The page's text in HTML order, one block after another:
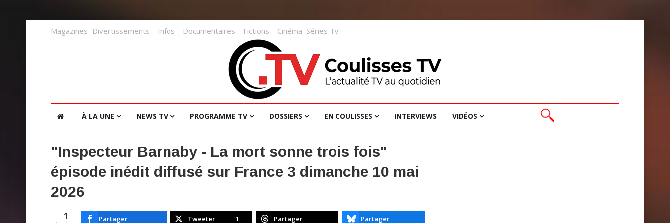
Magazines Divertissements Infos Documentaires Fictions Cinéma Séries TV
À LA UNE NEWS TV PROGRAMME TV DOSSIERS EN COULISSES INTERVIEWS VIDÉOS
"Inspecteur Barnaby - La mort sonne trois fois"
épisode inédit diffusé sur France 3 dimanche 10 mai
2026
1 Partager Tweeter 1 Partager Partager